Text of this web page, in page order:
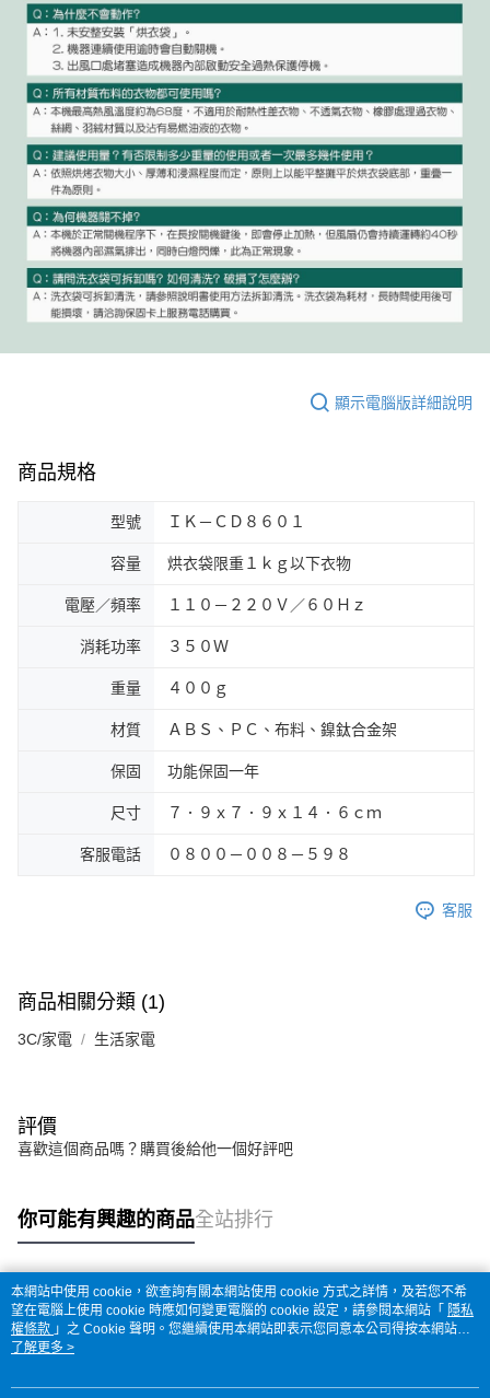
顯示電腦版詳細說明
商品規格
型號 ＩＫ－ＣＤ８６０１
容量 烘衣袋限重１ｋｇ以下衣物
電壓／頻率 １１０－２２０Ｖ／６０Ｈｚ
消耗功率 ３５０Ｗ
重量 ４００ｇ
材質 ＡＢＳ、ＰＣ、布料、鎳鈦合金架
保固 功能保固一年
尺寸 ７．９ｘ７．９ｘ１４．６ｃｍ
客服電話 ０８００－００８－５９８
客服
商品相關分類 (1)
3C/家電 生活家電
評價
喜歡這個商品嗎？購買後給他一個好評吧
你可能有興趣的商品全站排行
熱門標籤
本網站中使用 cookie，欲查詢有關本網站使用 cookie 方式之詳情，及若您不希
望在電腦上使用 cookie 時應如何變更電腦的 cookie 設定，請參閱本網站「 隱私
權條款 」之 Cookie 聲明。您繼續使用本網站即表示您同意本公司得按本網站使
用條款之 Cookie 聲明使用 cookie。
了解更多 >